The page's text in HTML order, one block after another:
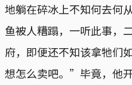
地躺在碎冰上不知何去何
鱼被人糟蹋，一听此事，
府，即便还不知该拿牠们
想怎么卖吧。”毕竟，他